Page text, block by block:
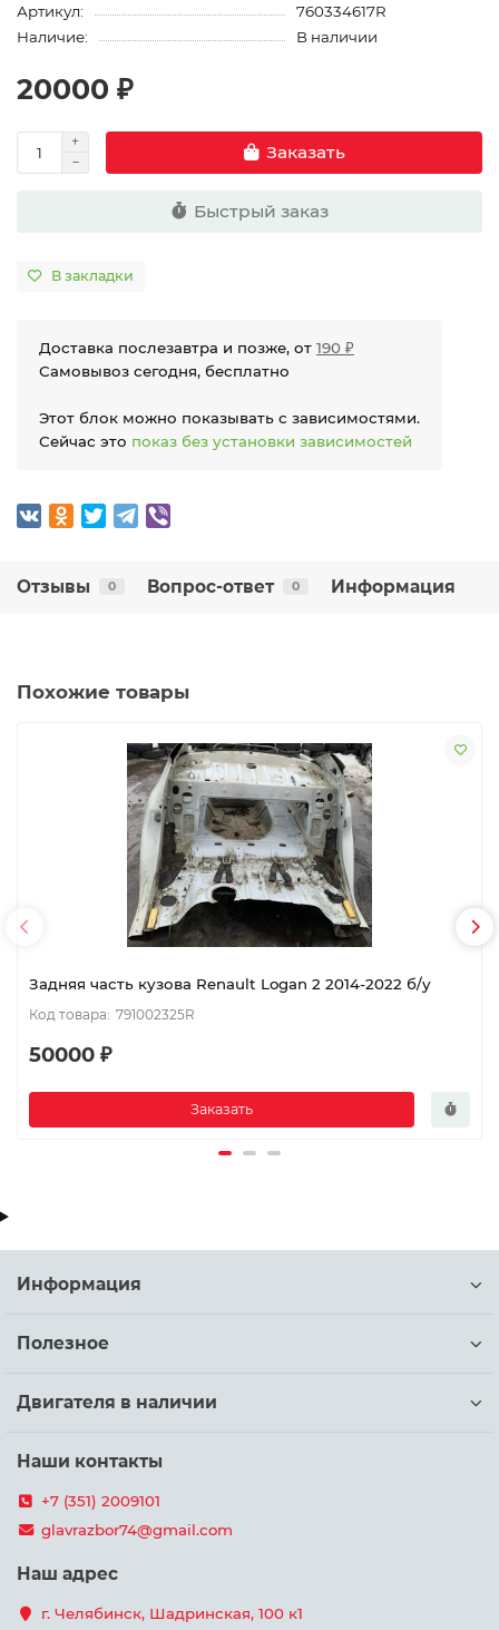
Артикул:
760334617R
Наличие:
В наличии
20000 ₽
Заказать
Быстрый заказ
В закладки
Доставка послезавтра и позже, от 190 ₽
Самовывоз сегодня, бесплатно
Этот блок можно показывать с зависимостями.
Сейчас это показ без установки зависимостей
Отзывы 0 Вопрос-ответ 0 Информация
Похожие товары
Задняя часть кузова Renault Logan 2 2014-2022 б/у
791002325R
50000 ₽
Заказать
Информация
Полезное
Двигателя в наличии
Наши контакты
+7 (351) 2009101
glavrazbor74@gmail.com
Наш адрес
г. Челябинск, Шадринская, 100 к1